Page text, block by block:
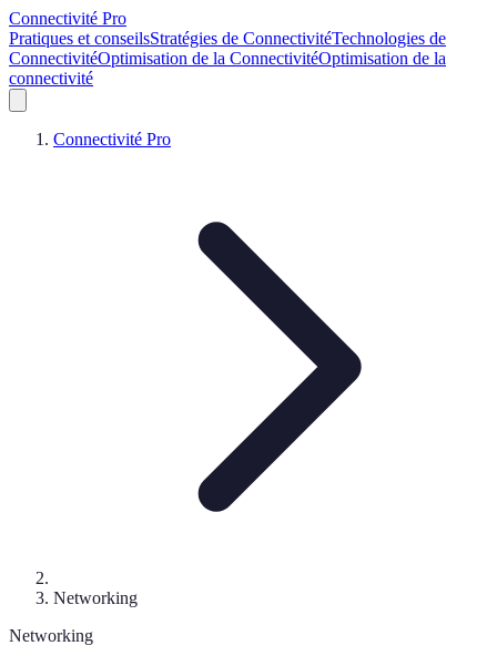
Connectivité Pro
Pratiques et conseilsStratégies de ConnectivitéTechnologies de
ConnectivitéOptimisation de la ConnectivitéOptimisation de la
connectivité
Connectivité Pro
Networking
Networking